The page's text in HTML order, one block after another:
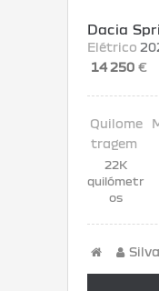
Dacia
Elétrico
14 250 €
22K
quilómetr
os